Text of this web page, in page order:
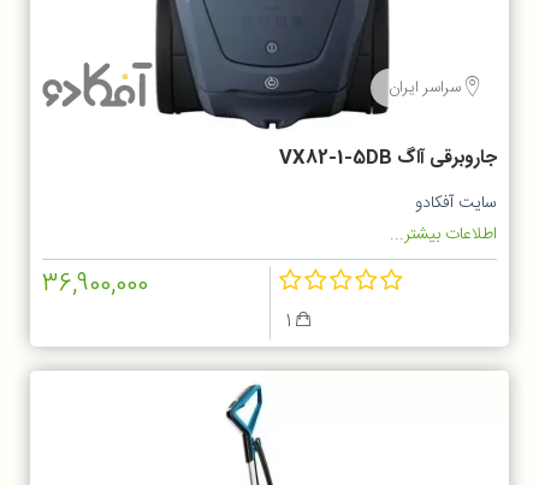
سراسر ایران
جاروبرقی آاگ VX82-1-5DB
سایت آفکادو
اطلاعات بیشتر...
1
36,900,000